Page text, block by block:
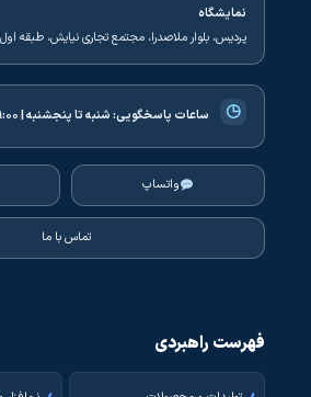
نمایشگاه
پردیس، بلوار ملاصدرا، مجتمع تجاری نیایش، طبقه اول،
◷ ساعات پاسخگویی:شنبه تا پنجشنبه | ۹:۰۰ تا ۱۷:۰۰
واتساپ
تماس با ما
فهرست راهبردی